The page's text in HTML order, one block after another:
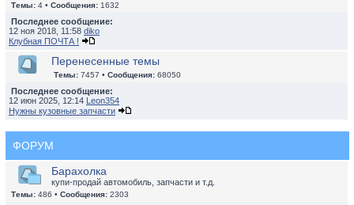
Темы: 4 • Сообщения: 1632
Последнее сообщение:
12 ноя 2018, 11:58 diko
Клубная ПОЧТА !
Перенесенные темы
Темы: 7457 • Сообщения: 68050
Последнее сообщение:
12 июн 2025, 12:14 Leon354
Нужны кузовные запчасти
ФОРУМ
Барахолка
купи-продай автомобиль, запчасти и т.д.
Темы: 486 • Сообщения: 2303